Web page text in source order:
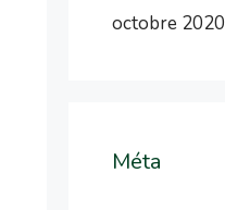
octobre 2020
Méta